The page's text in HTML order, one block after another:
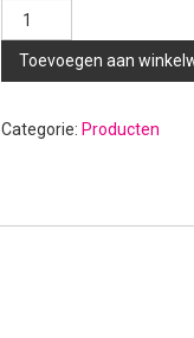
Primer
15ML
aantal
Toevoegen aan
Categorie: Producten